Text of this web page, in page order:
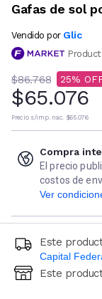
Gafas de sol
Vendido por Glic
$86.768 25
$65.076
Precio s/imp. nac. $65.076
Compra
El precio
costos de
Ver
Este
Capital
Ingresá
Este